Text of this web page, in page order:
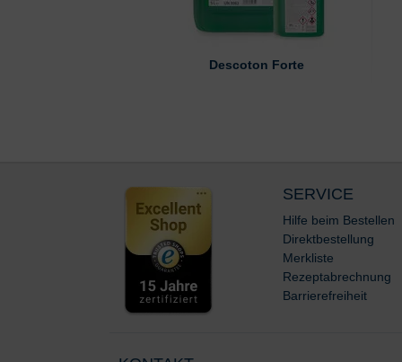
Descoton Forte
SERVICE
Hilfe beim Bestellen
Direktbestellung
Merkliste
Rezeptabrechnung
Barrierefreiheit